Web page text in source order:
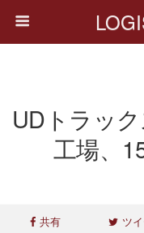
UDトラッ
工場、
共有 ツ